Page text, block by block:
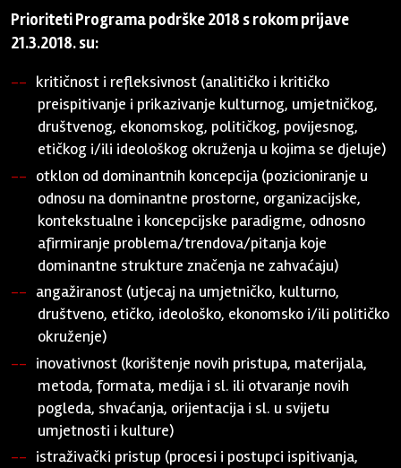
Prioriteti Programa podrške 2018 s rokom prijave
21.3.2018. su:
kritičnost i refleksivnost (analitičko i kritičko
preispitivanje i prikazivanje kulturnog, umjetničkog,
društvenog, ekonomskog, političkog, povijesnog,
etičkog i/ili ideološkog okruženja u kojima se djeluje)
otklon od dominantnih koncepcija (pozicioniranje u
odnosu na dominantne prostorne, organizacijske,
kontekstualne i koncepcijske paradigme, odnosno
afirmiranje problema/trendova/pitanja koje
dominantne strukture značenja ne zahvaćaju)
angažiranost (utjecaj na umjetničko, kulturno,
društveno, etičko, ideološko, ekonomsko i/ili političko
okruženje)
inovativnost (korištenje novih pristupa, materijala,
metoda, formata, medija i sl. ili otvaranje novih
pogleda, shvaćanja, orijentacija i sl. u svijetu
umjetnosti i kulture)
istraživački pristup (procesi i postupci ispitivanja,